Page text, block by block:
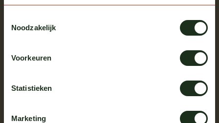
Noodzakelijk
Voorkeuren
Statistieken
Marketing
Bekijk alle producten
Meerdere opties